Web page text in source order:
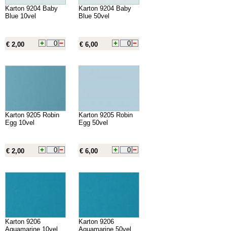
Karton 9204 Baby
Blue 10vel
€ 2,00
Karton 9204 Baby
Blue 50vel
€ 6,00
Karton 9205 Robin
Egg 10vel
€ 2,00
Karton 9205 Robin
Egg 50vel
€ 6,00
Karton 9206
Aquamarine 10vel
Karton 9206
Aquamarine 50vel